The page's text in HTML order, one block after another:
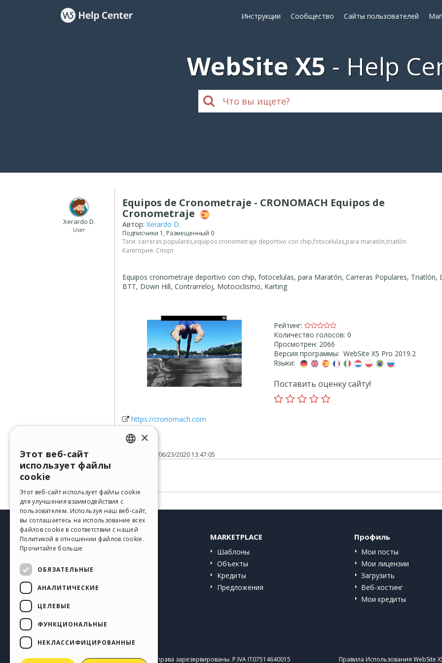
Инструкции Сообщество Сайты пользователей
WebSite X5 Help
Xerardo D.
User
Equipos de Cronometraje - CRONOMACH Equipos de
Cronometraje
Автор:Xerardo D.
Подписчики 1, Размещенный 0
Тэги: carreras populares,equipos cronometraje deportivo con chip,fotocelulas,para maratón,triatlón
Категория: Спорт
Equipos cronometraje deportivo con chip, fotocelulas, para Maratón, Carreras Populares, Triatlón,
BTT, Down Hill, Contrarreloj, Motociclismo, Karting
Рейтинг:
Количество голосов: 0
Просмотрен: 2066
Версия программы: WebSite X5 Pro 2019.2
Языки:
Поставить оценку сайту!
https://cronomach.com
06/23/2020 13:47:05
HELP CENTER
Инструкции
MARKETPLACE
Шаблоны
Объекты
Кредиты
Предложения
Профиль
Мои посты
Мои лицензии
Загрузить
Веб-хостинг
Мои кредиты
Copyright © 2026Incomedia s.r.l.Все права зарезервированы. P.IVA IT07514640015 Правила Использования WebSite
GERMAN
SPANISH
PORTUGUESE
POLISH
×
Этот веб-сайт
использует файлы
cookie
Этот веб-сайт использует файлы cookie
для улучшения взаимодействия с
пользователем. Используя наш веб-сайт,
вы соглашаетесь на использование всех
файлов cookie в соответствии с нашей
Политикой в ​​отношении файлов cookie.
Прочитайте больше
ОБЯЗАТЕЛЬНЫЕ
АНАЛИТИЧЕСКИЕ
ЦЕЛЕВЫЕ
ФУНКЦИОНАЛЬНЫЕ
НЕКЛАССИФИЦИРОВАННЫЕ